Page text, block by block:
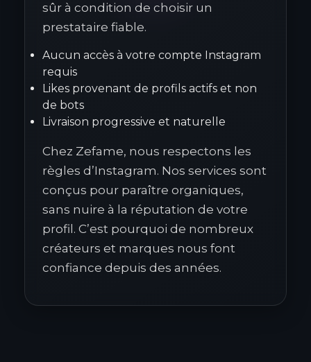
sûr à condition de choisir un
prestataire fiable.
Aucun accès à votre compte Instagram
requis
Likes provenant de profils actifs et non
de bots
Livraison progressive et naturelle
Chez Zefame, nous respectons les
règles d’Instagram. Nos services sont
conçus pour paraître organiques,
sans nuire à la réputation de votre
profil. C’est pourquoi de nombreux
créateurs et marques nous font
confiance depuis des années.